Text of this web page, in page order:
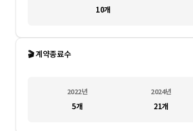
10개
🎬 계약종료수
2022년 2024년
5개 21개